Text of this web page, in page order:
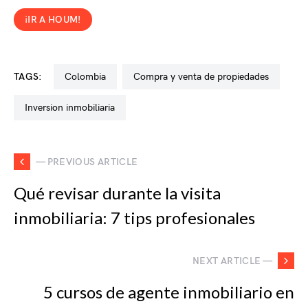
¡IR A HOUM!
TAGS: colombia compra y venta de propiedades
inversion inmobiliaria
— PREVIOUS ARTICLE
Qué revisar durante la visita
inmobiliaria: 7 tips profesionales
NEXT ARTICLE —
5 cursos de agente inmobiliario en